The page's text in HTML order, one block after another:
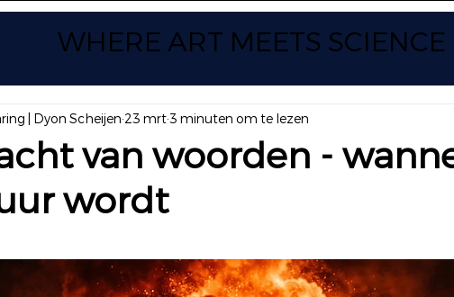
WHERE ART MEETS SCIENCE
van woorden -
wordt
| Dyon Scheijen 23 mrt3 minuten om te lezen
met NaN uit 5 sterren.